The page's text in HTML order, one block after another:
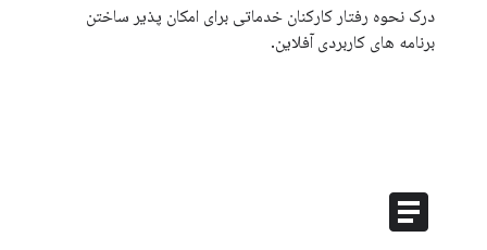
درک نحوه رفتار کارکنان خدماتی برای امکان پذیر ساختن
برنامه های کاربردی آفلاین.
article